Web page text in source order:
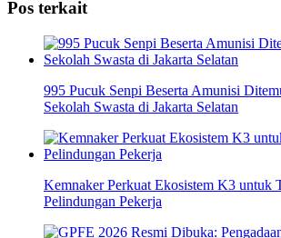
Pos terkait
995 Pucuk Senpi Beserta Amunisi
Sekolah Swasta di Jakarta Selatan
Kemnaker Perkuat Ekosistem K3 untuk
Pelindungan Pekerja